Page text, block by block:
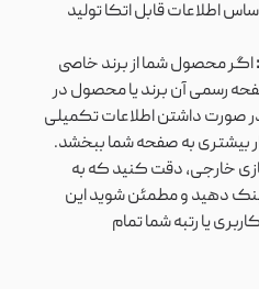
اطلاعات قابل اتکا تولید
اگر محصول شما از برند خاصی
رسمی آن برند یا محصول در
داشتن اطلاعات تکمیلی
بیشتری به صفحه شما ببخشد.
خارجی، دقت کنید که به
دهید و مطمئن شوید این
یا رتبه شما تمام